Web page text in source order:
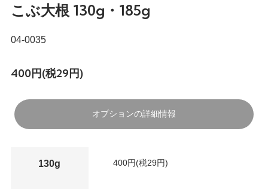
こぶ大根 130g・185g
04-0035
400円(税29円)
オプションの詳細情報
130g 400円(税29円)